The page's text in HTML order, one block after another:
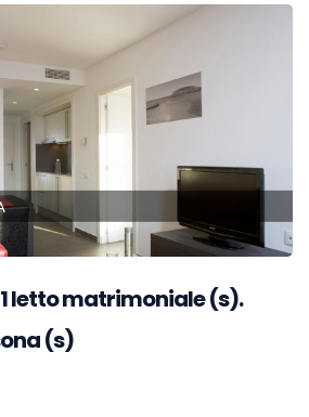
1letto matrimoniale (s).
(s)